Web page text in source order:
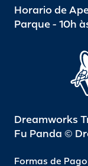
Horario de
Parque - 10h
Dreamworks
Fu Panda ©
Formas de Pago